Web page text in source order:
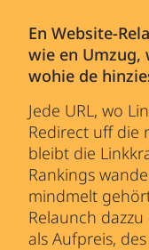
En Website-
wie en Umzug,
wohie de
Jede URL, wo
Redirect uff die
bleibt die
Rankings
mindmelt
Relaunch
als Aufpreis,